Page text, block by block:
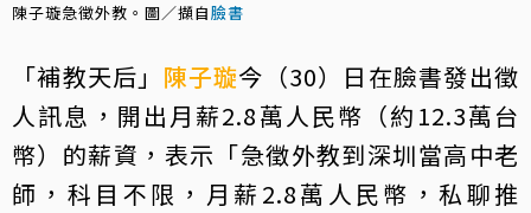
陳子璇急徵外教。圖／擷自臉書
「補教天后」 陳子璇今（30）日在臉書發出徵
人訊息，開出月薪2.8萬人民幣（約12.3萬台
幣）的薪資，表示「急徵外教到深圳當高中老
師，科目不限，月薪2.8萬人民幣，私聊推